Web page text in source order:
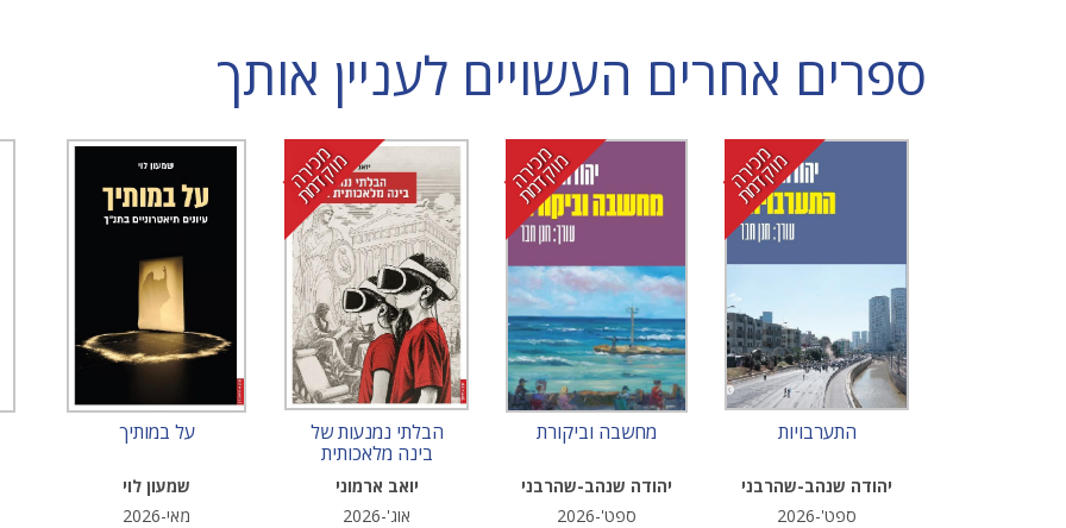
ספרים אחרים העשויים לעניין אותך
מ
כ
י
ר
ה
מ
ו
ק
ד
מ
ת
התערבויות
יהודה שנהב-שהרבני
ספט'-2026
מ
כ
י
ר
ה
מ
ו
ק
ד
מ
ת
מחשבה וביקורת
יהודה שנהב-שהרבני
ספט'-2026
מ
כ
י
ר
ה
מ
ו
ק
ד
מ
ת
הבלתי נמנעות של
בינה מלאכותית
יואב ארמוני
אוג'-2026
על במותיך
שמעון לוי
מאי-2026